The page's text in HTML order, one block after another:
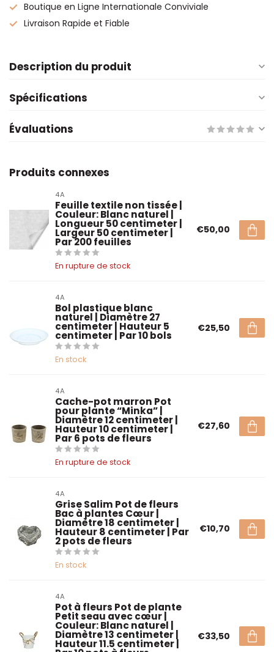
Boutique en Ligne Internationale Conviviale
Livraison Rapide et Fiable
Description du produit
Spécifications
Évaluations
Produits connexes
4A
Feuille textile non tissée |
Couleur: Blanc naturel |
Longueur 50 centimeter |
Largeur 50 centimeter |
Par 200 feuilles
En rupture de stock
€50,00
4A
Bol plastique blanc
naturel | Diamètre 27
centimeter | Hauteur 5
centimeter | Par 10 bols
En stock
€25,50
4A
Cache-pot marron Pot
pour plante “Minka” |
Diamètre 12 centimeter |
Hauteur 10 centimeter |
Par 6 pots de fleurs
En rupture de stock
€27,60
4A
Grise Salim Pot de fleurs
Bac à plantes Cœur |
Diamètre 18 centimeter |
Hauteur 8 centimeter | Par
2 pots de fleurs
En stock
€10,70
4A
Pot à fleurs Pot de plante
Petit seau avec cœur |
Couleur: Blanc naturel |
Diamètre 13 centimeter |
Hauteur 11.5 centimeter |
€33,50